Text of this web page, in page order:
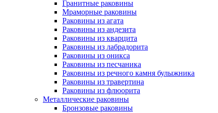
Гранитные раковины
Мраморные раковины
Раковины из агата
Раковины из андезита
Раковины из кварцита
Раковины из лабрадорита
Раковины из оникса
Раковины из песчаника
Раковины из речного камня булыжника
Раковины из травертина
Раковины из флюорита
Металлические раковины
Бронзовые раковины